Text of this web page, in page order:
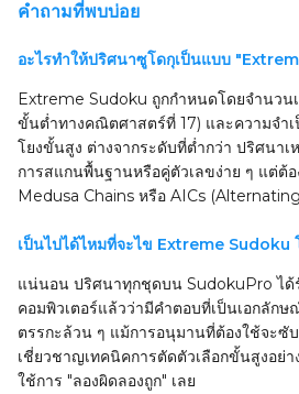
คำถามที่พบบ่อย
อะไรทำให้ปริศนาซูโดกุเป็นแบบ
Extreme Sudoku ถูกกำหนดโดยจำนวน
ขั้นต่ำทางคณิตศาสตร์ที่ 17) และความจำเ
โยงขั้นสูง ต่างจากระดับที่ต่ำกว่า ปริศนาเ
การสแกนพื้นฐานหรือคู่ตัวเลขง่าย ๆ แต่ต้
Medusa Chains หรือ AICs
เป็นไปได้ไหมที่จะไข Extreme Sudoku
แน่นอน ปริศนาทุกชุดบน SudokuPro ได้
คอมพิวเตอร์แล้วว่ามีคำตอบที่เป็นเอกลักษ
ตรรกะล้วน ๆ แม้การอนุมานที่ต้องใช้จะซั
เชี่ยวชาญเทคนิคการตัดตัวเลือกขั้นสูงอย่า
ใช้การ "ลองผิดลองถูก" เลย